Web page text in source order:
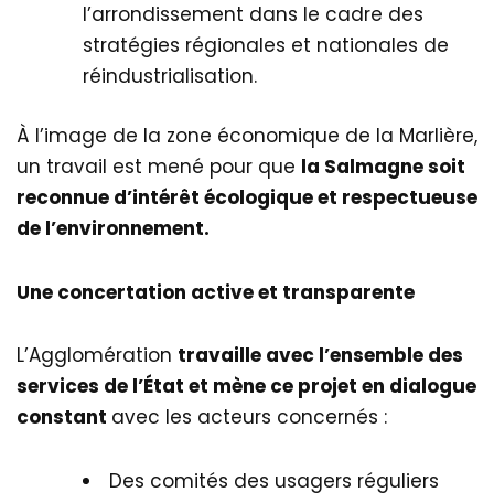
l’arrondissement dans le cadre des
stratégies régionales et nationales de
réindustrialisation.
À l’image de la zone économique de la Marlière,
un travail est mené pour que la Salmagne soit
reconnue d’intérêt écologique et respectueuse
de l’environnement.
Une concertation active et transparente
L’Agglomération travaille avec l’ensemble des
services de l’État et mène ce projet en dialogue
constant avec les acteurs concernés :
Des comités des usagers réguliers